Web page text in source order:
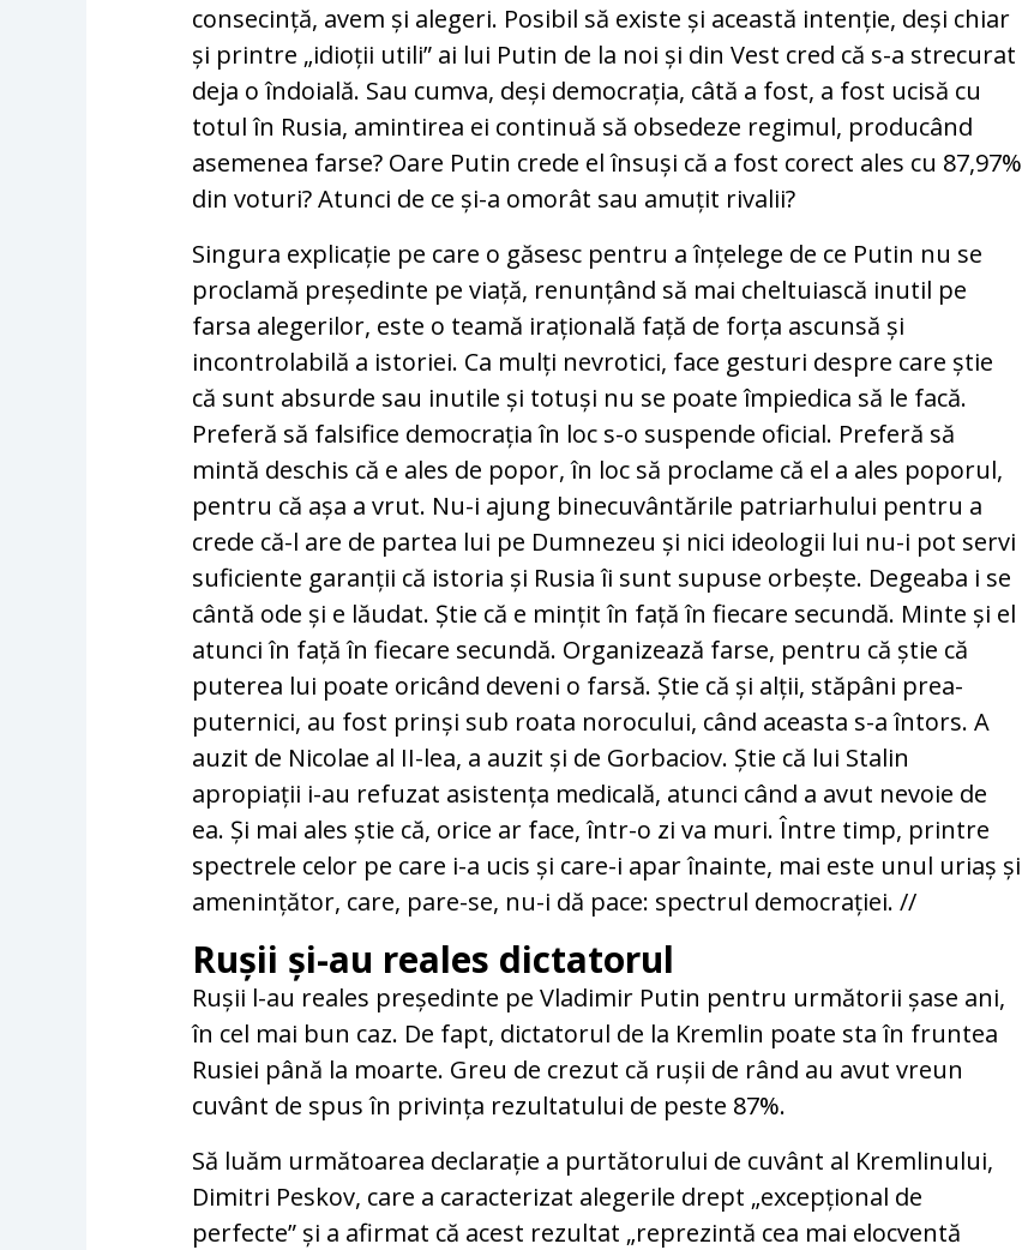
consecință, avem și alegeri. Posibil să existe și această intenție, deși chiar
și printre „idioții utili” ai lui Putin de la noi și din Vest cred că s-a strecurat
deja o îndoială. Sau cumva, deși democrația, câtă a fost, a fost ucisă cu
totul în Rusia, amintirea ei continuă să obsedeze regimul, producând
asemenea farse? Oare Putin crede el însuși că a fost corect ales cu 87,97%
din voturi? Atunci de ce și-a omorât sau amuțit rivalii?
Singura explicație pe care o găsesc pentru a înțelege de ce Putin nu se
proclamă președinte pe viață, renunțând să mai cheltuiască inutil pe
farsa alegerilor, este o teamă irațională față de forța ascunsă și
incontrolabilă a istoriei. Ca mulți nevrotici, face gesturi despre care știe
că sunt absurde sau inutile și totuși nu se poate împiedica să le facă.
Preferă să falsifice democrația în loc s-o suspende oficial. Preferă să
mintă deschis că e ales de popor, în loc să proclame că el a ales poporul,
pentru că așa a vrut. Nu-i ajung binecuvântările patriarhului pentru a
crede că-l are de partea lui pe Dumnezeu și nici ideologii lui nu-i pot servi
suficiente garanții că istoria și Rusia îi sunt supuse orbește. Degeaba i se
cântă ode și e lăudat. Știe că e mințit în față în fiecare secundă. Minte și el
atunci în față în fiecare secundă. Organizează farse, pentru că știe că
puterea lui poate oricând deveni o farsă. Știe că și alții, stăpâni prea-
puternici, au fost prinși sub roata norocului, când aceasta s-a întors. A
auzit de Nicolae al II-lea, a auzit și de Gorbaciov. Știe că lui Stalin
apropiații i-au refuzat asistența medicală, atunci când a avut nevoie de
ea. Și mai ales știe că, orice ar face, într-o zi va muri. Între timp, printre
spectrele celor pe care i-a ucis și care-i apar înainte, mai este unul uriaș și
amenințător, care, pare-se, nu-i dă pace: spectrul democrației.//
Rușii și-au reales dictatorul
Rușii l-au reales președinte pe Vladimir Putin pentru următorii șase ani,
în cel mai bun caz. De fapt, dictatorul de la Kremlin poate sta în fruntea
Rusiei până la moarte. Greu de crezut că rușii de rând au avut vreun
cuvânt de spus în privința rezultatului de peste 87%.
Să luăm următoarea declarație a purtătorului de cuvânt al Kremlinului,
Dimitri Peskov, care a caracterizat alegerile drept „excepțional de
perfecte” și a afirmat că acest rezultat „reprezintă cea mai elocventă